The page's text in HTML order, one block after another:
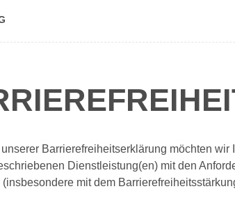
unserer Barrierefreiheitserklärung möchten
Dienstleistung(en) mit den
(insbesondere mit dem